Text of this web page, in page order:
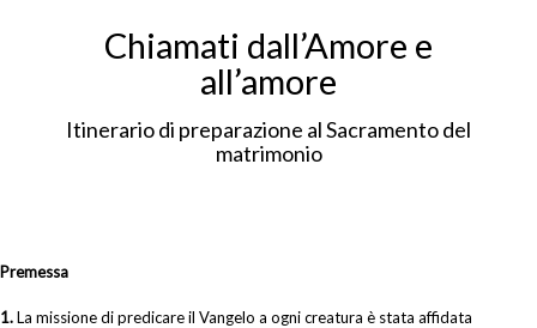
Chiamati dall’Amore e
all’amore
Itinerario di preparazione al Sacramento del
matrimonio
Premessa
1.La missione di predicare il Vangelo a ogni creatura è stata affidata